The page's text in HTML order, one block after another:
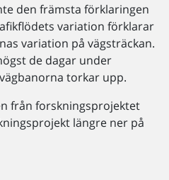
den främsta förklaringen
variation förklarar
variation på vägsträckan.
de dagar under
torkar upp.
från forskningsprojektet
längre ner på